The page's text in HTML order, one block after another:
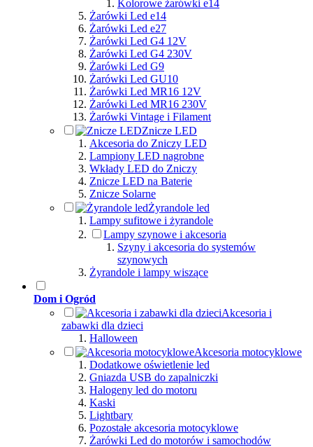
Kolorowe żarówki e14
Żarówki Led e14
Żarówki Led e27
Żarówki Led G4 12V
Żarówki Led G4 230V
Żarówki Led G9
Żarówki Led GU10
Żarówki Led MR16 12V
Żarówki Led MR16 230V
Żarówki Vintage i Filament
Znicze LED
Akcesoria do Zniczy LED
Lampiony LED nagrobne
Wkłady LED do Zniczy
Znicze LED na Baterie
Znicze Solarne
Żyrandole led
Lampy sufitowe i żyrandole
Lampy szynowe i akcesoria
Szyny i akcesoria do systemów
szynowych
Żyrandole i lampy wiszące
Dom i Ogród
Akcesoria i
zabawki dla dzieci
Halloween
Akcesoria motocyklowe
Dodatkowe oświetlenie led
Gniazda USB do zapalniczki
Halogeny led do motoru
Kaski
Lightbary
Pozostałe akcesoria motocyklowe
Żarówki Led do motorów i samochodów